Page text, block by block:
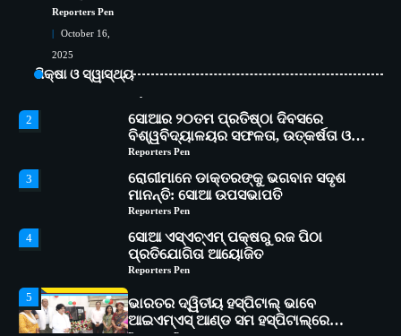
Reporters Pen
October 16,
2025
ଶିକ୍ଷା ଓ ସ୍ୱାସ୍ଥ୍ୟସୋଆର ୨୦ତମ ପ୍ରତିଷ୍ଠା ଦିବସରେ
ବିଶ୍ୱବିଦ୍ୟାଳୟର ସଫଳତା, ଉତ୍କର୍ଷତା ଓ
ଅଗ୍ରଗତିର ସ୍ମୃତିଚାରଣ
Reporters Pen
ରୋଗୀମାନେ ଡାକ୍ତରଙ୍କୁ ଭଗବାନ ସଦୃଶ
ମାନନ୍ତି: ସୋଆ ଉପସଭାପତି
Reporters Pen
ସୋଆ ଏସ୍‌ଏଚ୍‌ଏମ୍ ପକ୍ଷରୁ ରଜ ପିଠା
ପ୍ରତିଯୋଗିତା ଆୟୋଜିତ
Reporters Pen
ଭାରତର ଦ୍ୱିତୀୟ ହସ୍ପିଟାଲ୍ ଭାବେ
ଅତ୍ୟାଧୁନିକ ଡିଜିସ୍କାନର ସ୍ଥାପନ
Reporters Pen
1
ସୋଆ ପକ୍ଷରୁ ରାୱେ କାର୍ଯ୍ୟକ୍ରମ ଅଧୀନରେ